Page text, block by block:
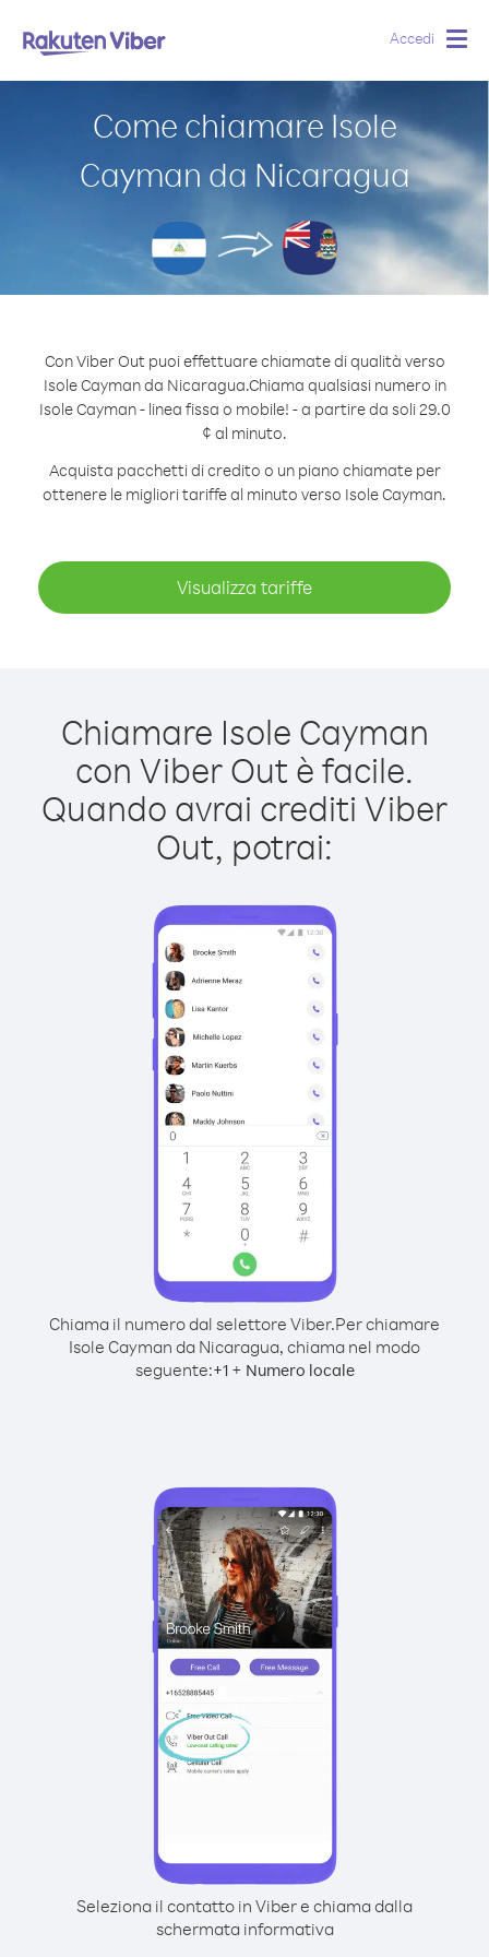
Accedi
Come chiamare Isole
Cayman da Nicaragua
Con Viber Out puoi effettuare chiamate di qualità verso
Isole Cayman da Nicaragua.Chiama qualsiasi numero in
Isole Cayman - linea fissa o mobile! - a partire da soli 29.0
¢ al minuto.
Acquista pacchetti di credito o un piano chiamate per
ottenere le migliori tariffe al minuto verso Isole Cayman.
Visualizza tariffe
Chiamare Isole Cayman
con Viber Out è facile.
Quando avrai crediti Viber
Out, potrai:
Chiama il numero dal selettore Viber.Per chiamare
Isole Cayman da Nicaragua, chiama nel modo
seguente:+1+ Numero locale
Seleziona il contatto in Viber e chiama dalla
schermata informativa